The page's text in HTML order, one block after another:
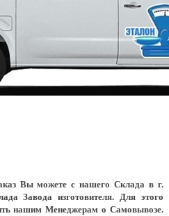
Вы можете с нашего Склада в г.
Завода изготовителя. Для этого
нашим Менеджерам о Самовывозе.